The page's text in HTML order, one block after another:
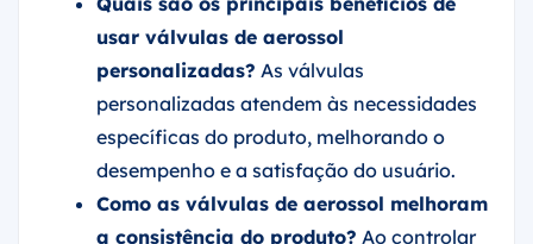
usar válvulas de aerossol
personalizadas? As válvulas
personalizadas atendem às necessidades
específicas do produto, melhorando o
desempenho e a satisfação do usuário.
Como as válvulas de aerossol melhoram
a consistência do produto? Ao controlar